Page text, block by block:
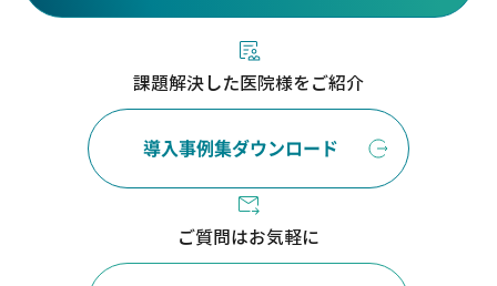
課題解決した医院様をご紹介
導入事例集ダウンロード
ご質問はお気軽に